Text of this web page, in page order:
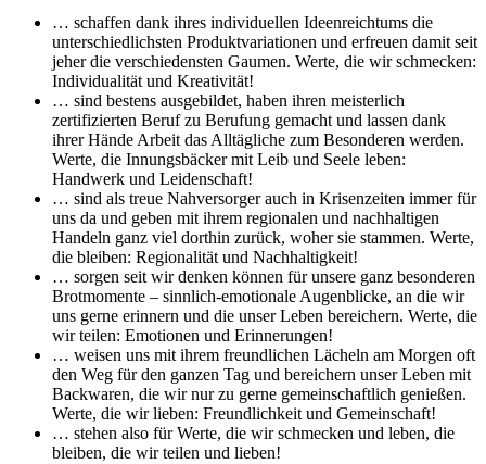
… schaffen dank ihres individuellen Ideenreichtums die
unterschiedlichsten Produktvariationen und erfreuen damit seit
jeher die verschiedensten Gaumen. Werte, die wir schmecken:
Individualität und Kreativität!
… sind bestens ausgebildet, haben ihren meisterlich
zertifizierten Beruf zu Berufung gemacht und lassen dank
ihrer Hände Arbeit das Alltägliche zum Besonderen werden.
Werte, die Innungsbäcker mit Leib und Seele leben:
Handwerk und Leidenschaft!
… sind als treue Nahversorger auch in Krisenzeiten immer für
uns da und geben mit ihrem regionalen und nachhaltigen
Handeln ganz viel dorthin zurück, woher sie stammen. Werte,
die bleiben: Regionalität und Nachhaltigkeit!
… sorgen seit wir denken können für unsere ganz besonderen
Brotmomente – sinnlich-emotionale Augenblicke, an die wir
uns gerne erinnern und die unser Leben bereichern. Werte, die
wir teilen: Emotionen und Erinnerungen!
… weisen uns mit ihrem freundlichen Lächeln am Morgen oft
den Weg für den ganzen Tag und bereichern unser Leben mit
Backwaren, die wir nur zu gerne gemeinschaftlich genießen.
Werte, die wir lieben: Freundlichkeit und Gemeinschaft!
… stehen also für Werte, die wir schmecken und leben, die
bleiben, die wir teilen und lieben!